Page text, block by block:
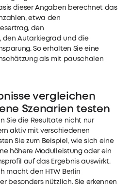
dieser Angaben berechnet das
etwa den
den
den Autarkiegrad und die
So erhalten Sie eine
als mit pauschalen
vergleichen
Szenarien testen
Sie die Resultate nicht nur
aktiv mit verschiedenen
Sie zum Beispiel, wie sich eine
höhere Modulleistung oder ein
auf das Ergebnis auswirkt.
macht den HTW Berlin
besonders nützlich. Sie erkennen